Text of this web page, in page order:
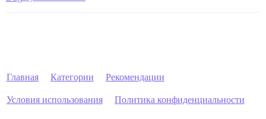
Главная Категории Рекомендации
Условия использования Политика конфиденциальности